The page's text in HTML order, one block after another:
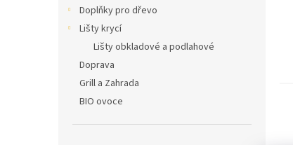
Doplňky pro dřevo
Lišty krycí
Lišty obkladové a podlahové
Doprava
Grill a Zahrada
BIO ovoce